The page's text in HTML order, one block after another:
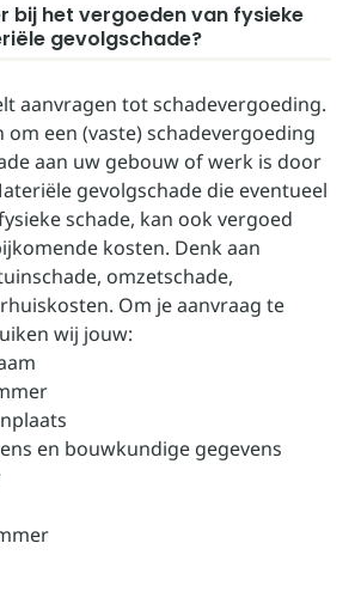
bij het vergoeden van fysieke
gevolgschade?
aanvragen tot schadevergoeding.
om een (vaste) schadevergoeding
aan uw gebouw of werk is door
gevolgschade die eventueel
schade, kan ook vergoed
kosten. Denk aan
omzetschade,
Om je aanvraag te
wij jouw:
en bouwkundige gegevens